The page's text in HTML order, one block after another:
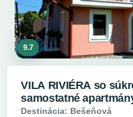
9.7
VILA RIVIÉRA so
samostatné
Destinácia: Bešeňová